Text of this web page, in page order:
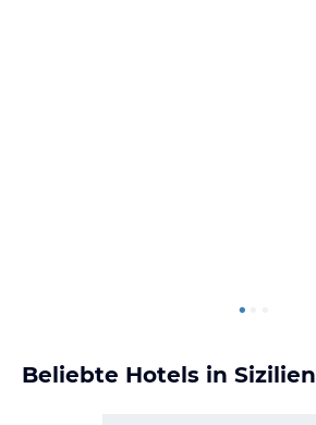
Beliebte Hotels in Sizilien